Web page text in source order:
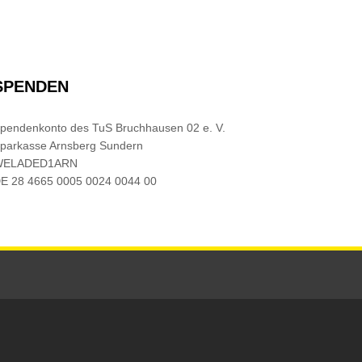
des TuS Bruchhausen 02 e. V.
Arnsberg Sundern
28 4665 0005 0024 0044 00